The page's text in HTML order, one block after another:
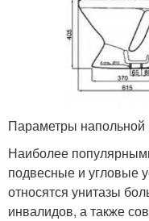
Параметры напольной
Наиболее
подвесные и угловые
относятся унитазы
инвалидов, а также